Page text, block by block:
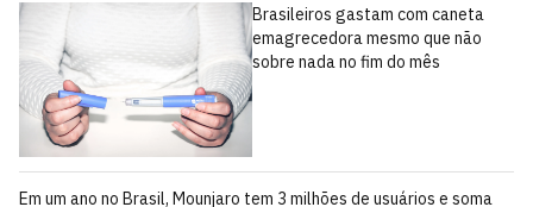
Brasileiros gastam com caneta
emagrecedora mesmo que não
sobre nada no fim do mês
Em um ano no Brasil, Mounjaro tem 3 milhões de usuários e soma